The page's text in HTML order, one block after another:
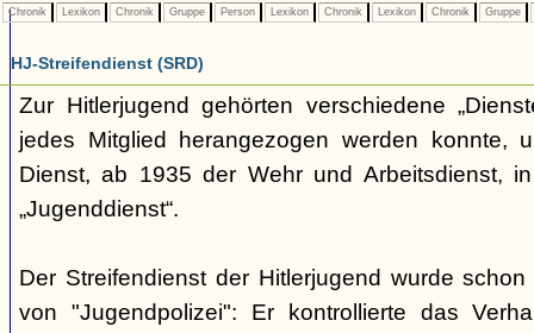
Chronik Lexikon Chronik Gruppe Person Lexikon Chronik Lexikon Chronik Gruppe
HJ-Streifendienst (SRD)
Zur Hitlerjugend gehörten verschiedene
jedes Mitglied herangezogen werden konnte,
Dienst, ab 1935 der Wehr und Arbeitsdienst,
„Jugenddienst“.
Der Streifendienst der Hitlerjugend wurde
von "Jugendpolizei": Er kontrollierte das